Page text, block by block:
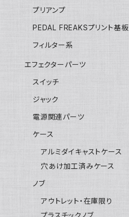
プリアンプ
PEDAL FREAKSプリント基板
フィルター系
エフェクターパーツ
スイッチ
ジャック
電源関連パーツ
ケース
アルミダイキャストケース
穴あけ加工済みケース
ノブ
アウトレット・在庫限り